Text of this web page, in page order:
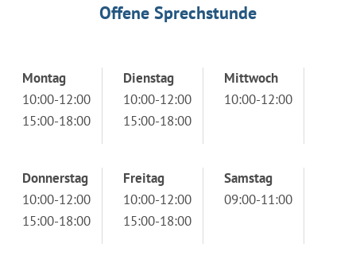
Offene Sprechstunde
Montag
10:00-12:00
15:00-18:00
Dienstag
10:00-12:00
15:00-18:00
Mittwoch
10:00-12:00
Donnerstag
10:00-12:00
15:00-18:00
Freitag
10:00-12:00
15:00-18:00
Samstag
09:00-11:00